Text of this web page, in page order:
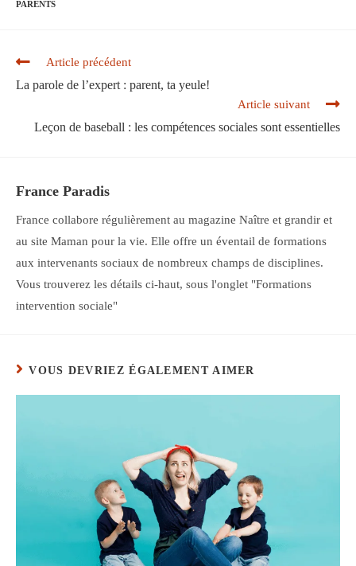
PARENTS
Read
articles
Article précédent
La parole de l’expert : parent, ta yeule!
Article suivant
Leçon de baseball : les compétences sociales sont essentielles
France Paradis
France collabore régulièrement au magazine Naître et grandir et
au site Maman pour la vie. Elle offre un éventail de formations
aux intervenants sociaux de nombreux champs de disciplines.
Vous trouverez les détails ci-haut, sous l'onglet "Formations
intervention sociale"
VOUS DEVRIEZ ÉGALEMENT AIMER